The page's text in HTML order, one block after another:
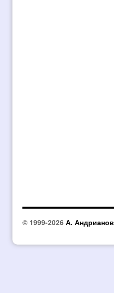
© 1999-2026 А. Андрианов